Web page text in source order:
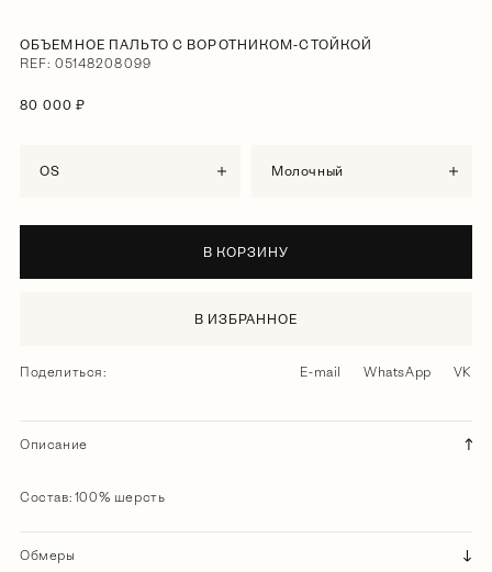
ОБЪЕМНОЕ ПАЛЬТО С ВОРОТНИКОМ-СТОЙКОЙ
REF: 05148208099
80 000 ₽
OS молочный
В КОРЗИНУ
В ИЗБРАННОЕ
Поделиться: E-mail WhatsApp VK
Описание
Состав: 100% шерсть
Обмеры